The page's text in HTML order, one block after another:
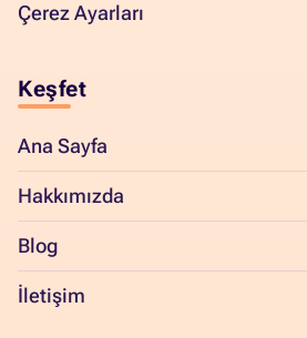
Çerez Ayarları
Keşfet
Ana Sayfa
Hakkımızda
Blog
İletişim